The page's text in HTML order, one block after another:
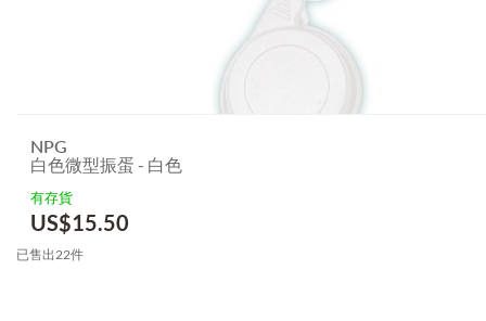
NPG
白色微型振蛋 - 白色
有存貨
US$15.50
已售出22件